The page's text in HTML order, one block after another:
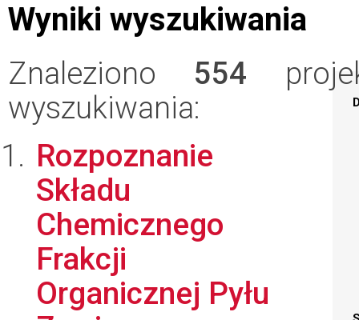
Wyniki wyszukiwania
Znaleziono 554
wyszukiwania:
Rozpoznanie
Składu
Chemicznego
Frakcji
Organicznej Pyłu